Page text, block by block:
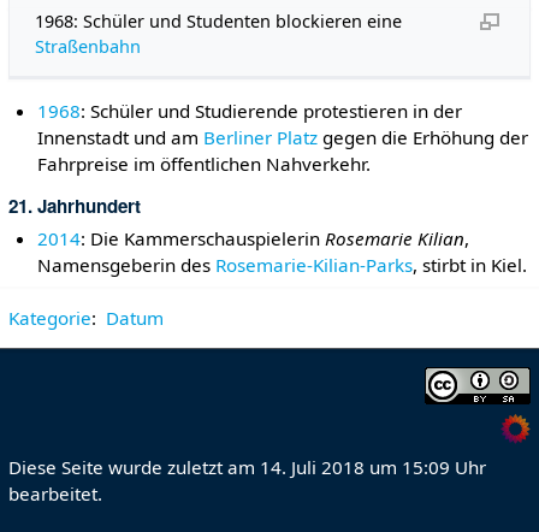
1968: Schüler und Studenten blockieren eine
Straßenbahn
1968: Schüler und Studierende protestieren in der
Innenstadt und am Berliner Platz gegen die Erhöhung der
Fahrpreise im öffentlichen Nahverkehr.
21. Jahrhundert
2014: Die KammerschauspielerinRosemarie Kilian,
Namensgeberin des Rosemarie-Kilian-Parks, stirbt in Kiel.
Kategorie: Datum
Diese Seite wurde zuletzt am 14. Juli 2018 um 15:09 Uhr
bearbeitet.